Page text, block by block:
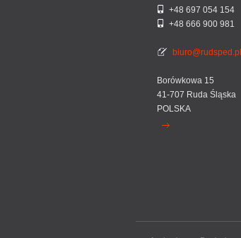
+48 697 054 154
+48 666 900 981
biuro@rudsped.pl
Borówkowa 15
41-707 Ruda Śląska
POLSKA